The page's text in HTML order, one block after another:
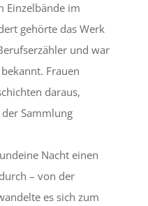
Einzelbände im
gehörte das Werk
und war
Frauen
daraus,
Sammlung
Nacht einen
– von der
es sich zum